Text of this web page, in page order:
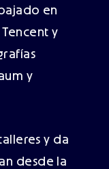
en
y
y
y da
desde la